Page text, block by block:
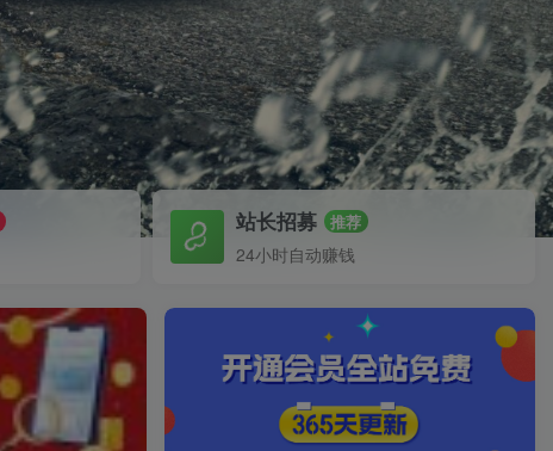
站长招募 推荐
24小时自动赚钱